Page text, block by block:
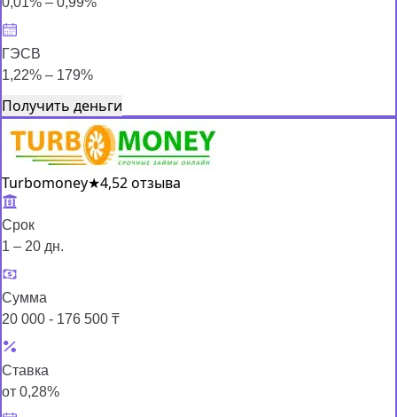
ГЭСВ
1,22% – 179%
Получить деньги
Turbomoney★4,52 отзыва
Срок
1 – 20 дн.
Сумма
20 000 - 176 500 ₸
Ставка
от 0,28%